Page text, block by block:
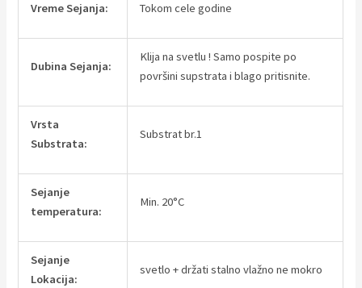
Vreme Sejanja: Tokom cele godine
Dubina Sejanja:
Klija na svetlu ! Samo pospite po
površini supstrata i blago pritisnite.
Vrsta
Substrata:
Substrat br.1
Sejanje
temperatura:
Min. 20°C
Sejanje
Lokacija:
svetlo + držati stalno vlažno ne mokro